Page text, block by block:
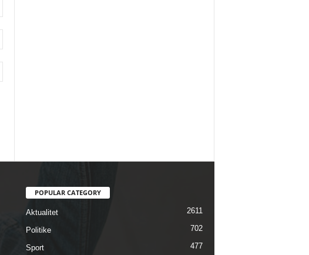
POPULAR CATEGORY
Aktualitet 2611
Politike 702
Sport 477